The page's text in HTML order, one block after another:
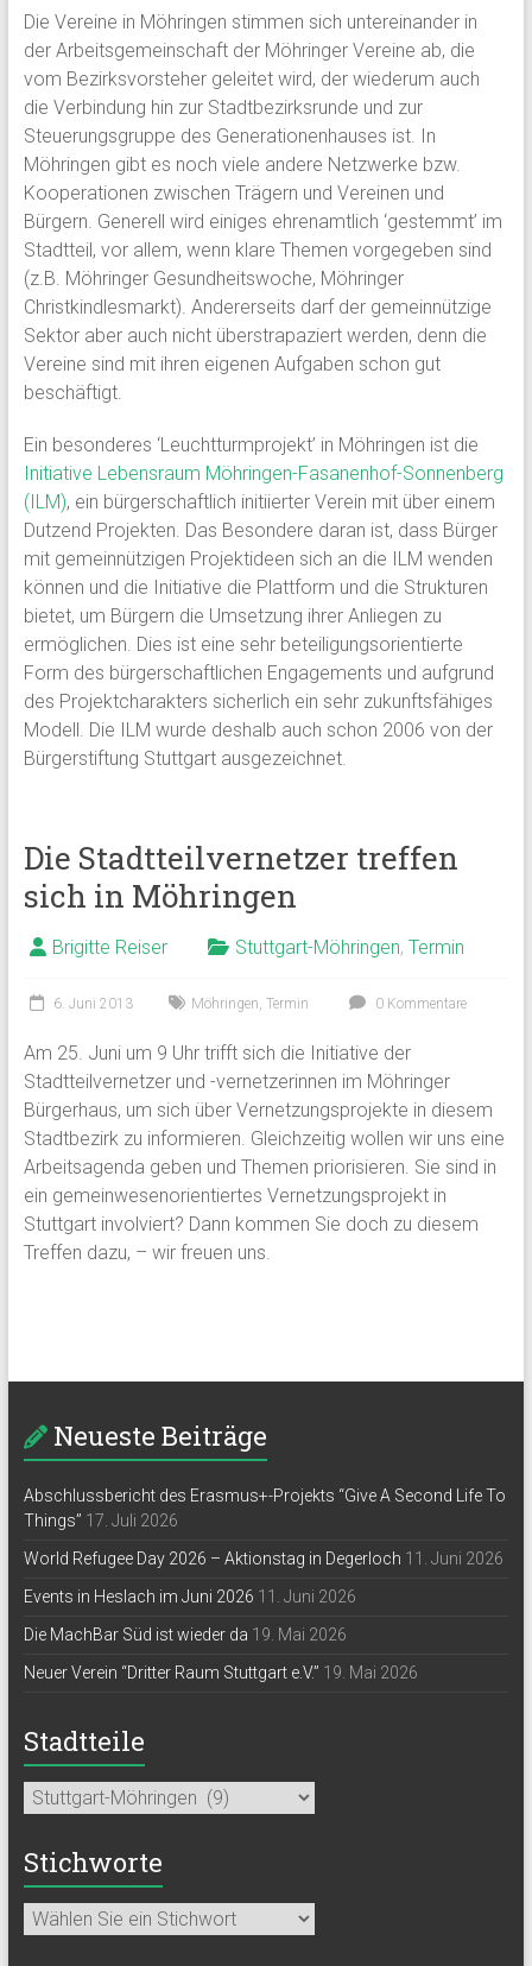
Die Vereine in Möhringen stimmen sich untereinander in
der Arbeitsgemeinschaft der Möhringer Vereine ab, die
vom Bezirksvorsteher geleitet wird, der wiederum auch
die Verbindung hin zur Stadtbezirksrunde und zur
Steuerungsgruppe des Generationenhauses ist. In
Möhringen gibt es noch viele andere Netzwerke bzw.
Kooperationen zwischen Trägern und Vereinen und
Bürgern. Generell wird einiges ehrenamtlich ‘gestemmt’ im
Stadtteil, vor allem, wenn klare Themen vorgegeben sind
(z.B. Möhringer Gesundheitswoche, Möhringer
Christkindlesmarkt). Andererseits darf der gemeinnützige
Sektor aber auch nicht überstrapaziert werden, denn die
Vereine sind mit ihren eigenen Aufgaben schon gut
beschäftigt.
Ein besonderes ‘Leuchtturmprojekt’ in Möhringen ist die
Initiative Lebensraum Möhringen-Fasanenhof-Sonnenberg
(ILM), ein bürgerschaftlich initiierter Verein mit über einem
Dutzend Projekten. Das Besondere daran ist, dass Bürger
mit gemeinnützigen Projektideen sich an die ILM wenden
können und die Initiative die Plattform und die Strukturen
bietet, um Bürgern die Umsetzung ihrer Anliegen zu
ermöglichen. Dies ist eine sehr beteiligungsorientierte
Form des bürgerschaftlichen Engagements und aufgrund
des Projektcharakters sicherlich ein sehr zukunftsfähiges
Modell. Die ILM wurde deshalb auch schon 2006 von der
Bürgerstiftung Stuttgart ausgezeichnet.
Die Stadtteilvernetzer treffen
sich in Möhringen
Brigitte Reiser Stuttgart-Möhringen, Termin
6. Juni 2013 Möhringen, Termin 0 Kommentare
Am 25. Juni um 9 Uhr trifft sich die Initiative der
Stadtteilvernetzer und -vernetzerinnen im Möhringer
Bürgerhaus, um sich über Vernetzungsprojekte in diesem
Stadtbezirk zu informieren. Gleichzeitig wollen wir uns eine
Arbeitsagenda geben und Themen priorisieren. Sie sind in
ein gemeinwesenorientiertes Vernetzungsprojekt in
Stuttgart involviert? Dann kommen Sie doch zu diesem
Treffen dazu, – wir freuen uns.
Neueste Beiträge
Abschlussbericht des Erasmus+-Projekts “Give A Second Life To
Things” 17. Juli 2026
World Refugee Day 2026 – Aktionstag in Degerloch 11. Juni 2026
Events in Heslach im Juni 2026 11. Juni 2026
Die MachBar Süd ist wieder da 19. Mai 2026
Neuer Verein “Dritter Raum Stuttgart e.V.” 19. Mai 2026
Stadtteile
Stichworte